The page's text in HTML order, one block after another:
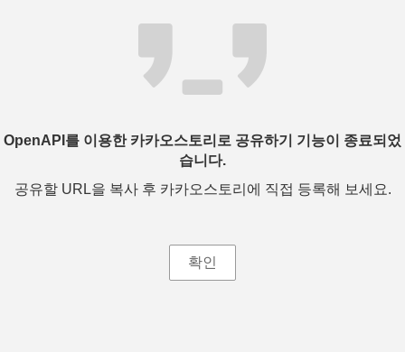
OpenAPI를 이용한 카카오스토리로 공유하기 기능이 종료되었
습니다.
공유할 URL을 복사 후 카카오스토리에 직접 등록해 보세요.
확인